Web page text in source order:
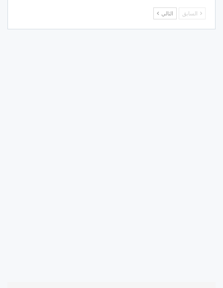
السابق التالي